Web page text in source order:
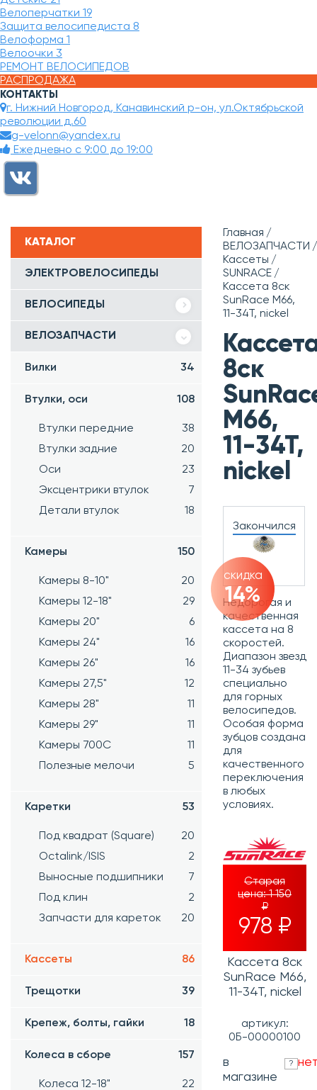
Велоперчатки 19
Защита велосипедиста 8
Велоформа 1
Велоочки 3
РЕМОНТ ВЕЛОСИПЕДОВ
РАСПРОДАЖА
КОНТАКТЫ
г. Нижний Новгород, Канавинский р-он, ул.Октябрьской
революции д.60
g-velonn@yandex.ru
Ежедневно с 9:00 до 19:00
КАТАЛОГ
ЭЛЕКТРОВЕЛОСИПЕДЫ
ВЕЛОСИПЕДЫ
ВЕЛОЗАПЧАСТИ
Вилки 34
Втулки, оси 108
Втулки передние
38
Втулки задние
20
Оси
23
Эксцентрики втулок
7
Детали втулок
18
Камеры 150
Камеры 8-10"
20
Камеры 12-18"
29
Камеры 20"
6
Камеры 24"
16
Камеры 26"
16
Камеры 27,5"
12
Камеры 28"
11
Камеры 29"
11
Камеры 700C
11
Полезные мелочи
5
Каретки 53
Под квадрат (Square)
20
Octalink/ISIS
2
Выносные подшипники
7
Под клин
2
Запчасти для кареток
20
Кассеты 86
Трещотки 39
Крепеж, болты, гайки 18
Колеса в сборе 157
Колеса 12-18"
22
Главная
ВЕЛОЗАПЧАСТИ
Кассеты
SUNRACE
Кассета 8ск
SunRace M66,
11-34T, nickel
8ск
M66,
11-34T,
nickel
Закончился
скидка
14%
Недорогая и
качественная
кассета на 8
скоростей.
Диапазон звезд
11-34 зубьев
специально
для горных
велосипедов.
Особая форма
зубцов создана
для
качественного
переключения
в любых
условиях.
Старая
цена:1 150
₽
978 ₽
Кассета 8ск
SunRace M66,
11-34T, nickel
артикул:
0Б-00000100
в
магазине
?